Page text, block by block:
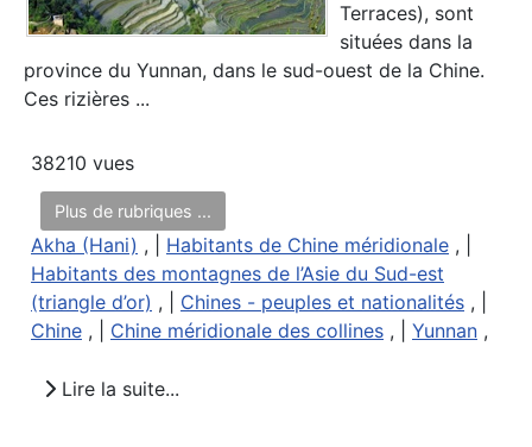
Terraces), sont
situées dans la
province du Yunnan, dans le sud-ouest de la Chine.
Ces rizières ...
38210 vues
Plus de rubriques ...
Akha (Hani) , | Habitants de Chine méridionale , |
Habitants des montagnes de l’Asie du Sud-est
(triangle d’or) , | Chines - peuples et nationalités , |
Chine , | Chine méridionale des collines , | Yunnan ,
Lire la suite...